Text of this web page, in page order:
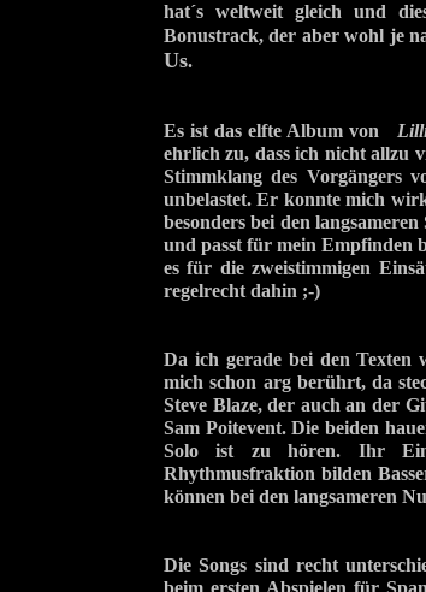
hat´s weltweit gleich und
Bonustrack, der aber wohl je
Us.
Es ist das elfte Album von
ehrlich zu, dass ich nicht allzu
Stimmklang des Vorgängers
unbelastet. Er konnte mich
besonders bei den
und passt für mein Empfinden
es für die zweistimmigen
regelrecht dahin ;-)
Da ich gerade bei den Texten
mich schon arg berührt, da
Steve Blaze, der auch an der
Sam Poitevent. Die beiden
Solo ist zu hören. Ihr
Rhythmusfraktion bilden
können bei den langsameren
Die Songs sind recht
beim ersten Abspielen für